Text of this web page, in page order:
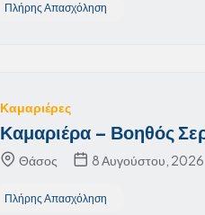
Πλήρης Απασχόληση
Καμαριέρες
Καμαριέρα – Βοηθός
Θάσος 8 Αυγούστου, 2026
Πλήρης Απασχόληση